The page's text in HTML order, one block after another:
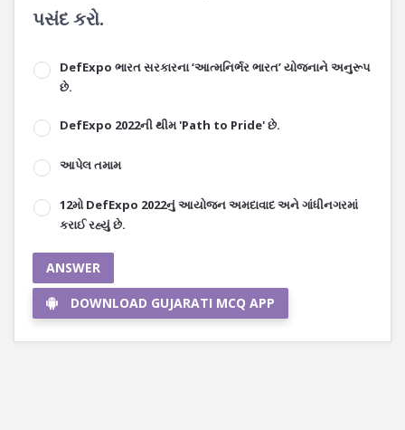
પસંદ કરો.
DefExpo ભારત સરકારના ‘આત્મનિર્ભર ભારત’ યોજનાને અનુરૂપ
છે.
DefExpo 2022ની થીમ 'Path to Pride' છે.
આપેલ તમામ
12મો DefExpo 2022નું આયોજન અમદાવાદ અને ગાંધીનગરમાં
કરાઈ રહ્યું છે.
ANSWER
DOWNLOAD GUJARATI MCQ APP